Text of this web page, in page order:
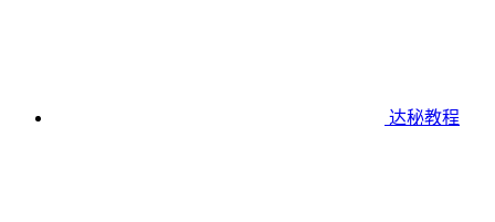
达秘教程